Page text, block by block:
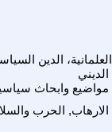
العلمانية، الدين
الديني
مواضيع وابحاث
الارهاب, الحرب